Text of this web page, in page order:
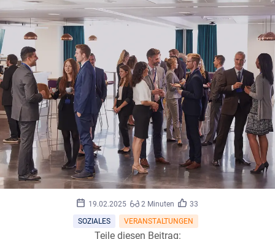
19.02.2025 2 Minuten
33
SOZIALES
VERANSTALTUNGEN
Teile diesen Beitrag: